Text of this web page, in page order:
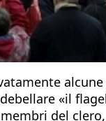
«il
del